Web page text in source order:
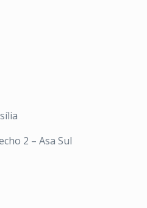
2 – Asa Sul